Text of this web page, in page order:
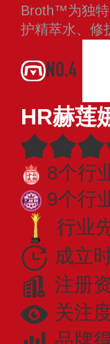
Broth™为独特
护精萃水、修
NO.4
HR赫莲
8个行
9个行
行业
成立
注册
关注